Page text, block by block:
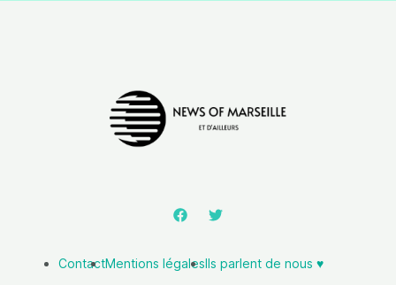
ContactMentions légalesIls parlent de nous ♥️